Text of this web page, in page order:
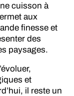
cuisson à
aux
finesse et
des
paysages.
et
il reste un